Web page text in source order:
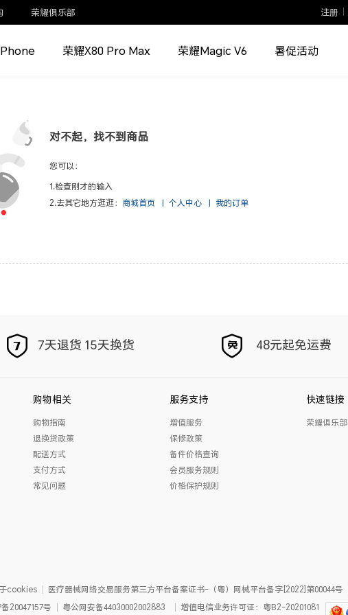
荣耀俱乐部 注册
荣耀X80 Pro Max 荣耀Magic V6 暑促活动
对不起，找不到商品
您可以：
1.检查刚才的输入
2.去其它地方逛逛： 商城首页 | 个人中心 | 我的订单
7天退货 15天换货 48元起免运费
购物相关
购物指南
退换货政策
配送方式
支付方式
常见问题
服务支持
增值服务
保修政策
备件价格查询
会员服务规则
价格保护规则
快速链接
荣耀俱乐部
cookies 医疗器械网络交易服务第三方平台备案证书-（粤）网械平台备字[2022]第00044号
20047157号 粤公网安备44030002002883 增值电信业务许可证：粤B2-20201081